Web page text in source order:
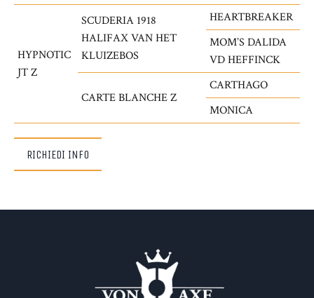
HYPNOTIC
JT Z
SCUDERIA 1918
HALIFAX VAN HET
KLUIZEBOS
HEARTBREAKER
MOM’S DALIDA
VD HEFFINCK
CARTE BLANCHE Z
CARTHAGO
MONICA
RICHIEDI INFO